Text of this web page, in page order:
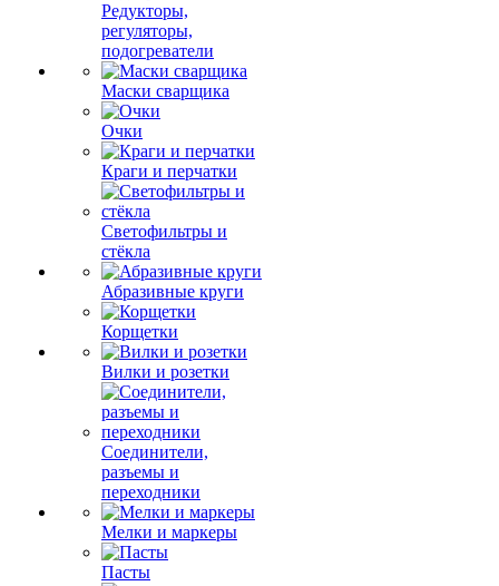
Редукторы,
регуляторы,
подогреватели
Маски сварщика
Очки
Краги и перчатки
Светофильтры и
стёкла
Абразивные круги
Корщетки
Вилки и розетки
Соединители,
разъемы и
переходники
Мелки и маркеры
Пасты